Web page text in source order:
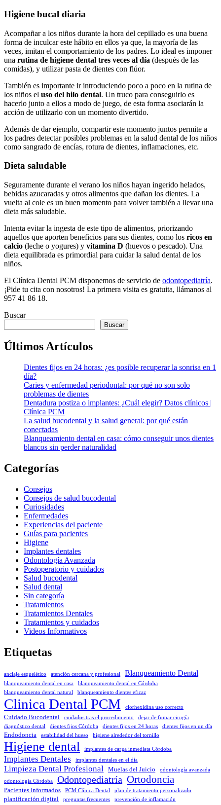
Higiene bucal diaria
Acompañar a los niños durante la hora del cepillado es una buena
forma de inculcar este hábito en ellos ya que, la mayoría de las
veces, imitan el comportamiento de los padres. Lo ideal es imponer
una rutina de higiene dental tres veces al día (después de las
comidas), y utilizar pasta de dientes con flúor.
También es importante ir introduciendo poco a poco en la rutina de
los niños el uso del hilo dental. Un truco para conseguirlo es
hacerlo junto a ellos a modo de juego, de esta forma asociarán la
acción de utilizarlo con un momento divertido.
Además de dar ejemplo, compartir este momento juntos permite a
los padres detectar posibles problemas en la salud dental de los niños
como sangrado de encías, rotura de dientes, inflamaciones, etc.
Dieta saludable
Seguramente durante el verano los niños hayan ingerido helados,
bebidas azucaradas y otros alimentos que dañan los dientes. La
vuelta al cole es un buen momento para volver también a llevar una
dieta más saludable.
Intenta evitar la ingesta de este tipo de alimentos, priorizando
aquellos que aporten beneficios para sus dientes, como los ricos en
calcio (leche o yogures) y vitamina D (huevos o pescado). Una
dieta equilibrada es primordial para cuidar la salud dental de los
niños.
El Clínica Dental PCM disponemos de servicio de odontopediatría.
¡Pide tu cita con nosotros! La primera visita es gratuita, llámanos al
957 41 86 18.
Buscar
Buscar
Últimos Artículos
Dientes fijos en 24 horas: ¿es posible recuperar la sonrisa en 1
día?
Caries y enfermedad periodontal: por qué no son solo
problemas de dientes
Dentadura postiza o implantes: ¿Cuál elegir? Datos clínicos |
Clínica PCM
La salud bucodental y la salud general: por qué están
conectadas
Blanqueamiento dental en casa: cómo conseguir unos dientes
blancos sin perder naturalidad
Categorías
Consejos
Consejos de salud bucodental
Curiosidades
Enfermedades
Experiencias del paciente
Guías para pacientes
Higiene
Implantes dentales
Odontología Avanzada
Postoperatorio y cuidados
Salud bucodental
Salud dental
Sin categoría
Tratamientos
Tratamientos Dentales
Tratamientos y cuidados
Videos Informativos
Etiquetas
anclaje esquelético atención cercana y profesional Blanqueamiento Dental
blanqueamiento dental en casa
blanqueamiento dental en Córdoba
blanqueamiento dental natural
blanqueamiento dientes eficaz
Clinica Dental PCM clorhexidina uso correcto
Cuidado Bucodental cuidados tras el procedimiento
dejar de fumar cirugía
diagnóstico dental
dientes fijos Córdoba dientes fijos en 24 horas dientes fijos en un día
Endodoncia estabilidad del hueso higiene alrededor del tornillo
Higiene dental implantes de carga inmediata Córdoba
Implantes Dentales implantes dentales en el día
Limpieza Dental Profesional Muelas del Juicio odontología avanzada
odontología Córdoba Odontopediatría Ortodoncia
Pacientes Informados PCM Clínica Dental plan de tratamiento personalizado
planificación digital preguntas frecuentes prevención de inflamación